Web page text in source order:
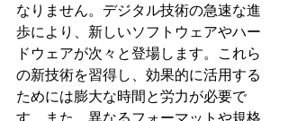
なりません。デジタル技術の急速な進
歩により、新しいソフトウェアやハー
ドウェアが次々と登場します。これら
の新技術を習得し、効果的に活用する
ためには膨大な時間と労力が必要で